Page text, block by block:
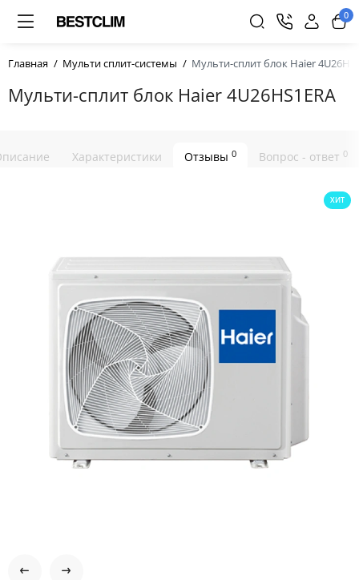
0
Главная Мульти сплит-системы Мульти-сплит блок Haier
Мульти-сплит блок Haier 4U26HS1ERA
Характеристики Отзывы 0 Вопрос - ответ 0
ХИТ